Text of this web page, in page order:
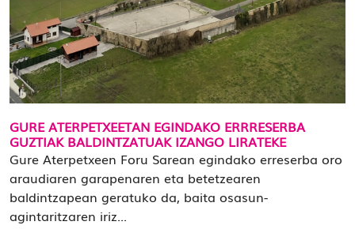
GURE ATERPETXEETAN EGINDAKO ERRRESERBA
GUZTIAK BALDINTZATUAK IZANGO LIRATEKE
Gure Aterpetxeen Foru Sarean egindako erreserba oro
araudiaren garapenaren eta betetzearen
baldintzapean geratuko da, baita osasun-
agintaritzaren iriz...